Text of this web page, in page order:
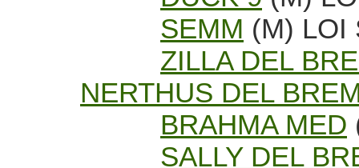
SEMM (M) LOI
ZILLA DEL
NERTHUS DEL
BRAHMA MED
SALLY DEL